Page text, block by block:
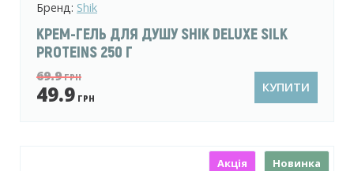
Бренд: Shik
КРЕМ-ГЕЛЬ ДЛЯ ДУШУ SHIK DELUXE SILK
PROTEINS 250 Г
69.9ГРН
49.9 ГРН
КУПИТИ
Акція Новинка